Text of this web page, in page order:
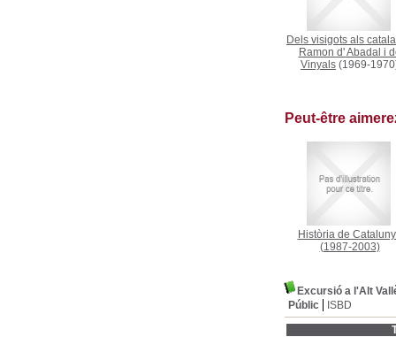
Dels visigots als
Ramon d' Abadal i
Vinyals (1969-
Peut-être
Història de
(1987-2003)
Excursió a l'Alt
Públic
ISBD